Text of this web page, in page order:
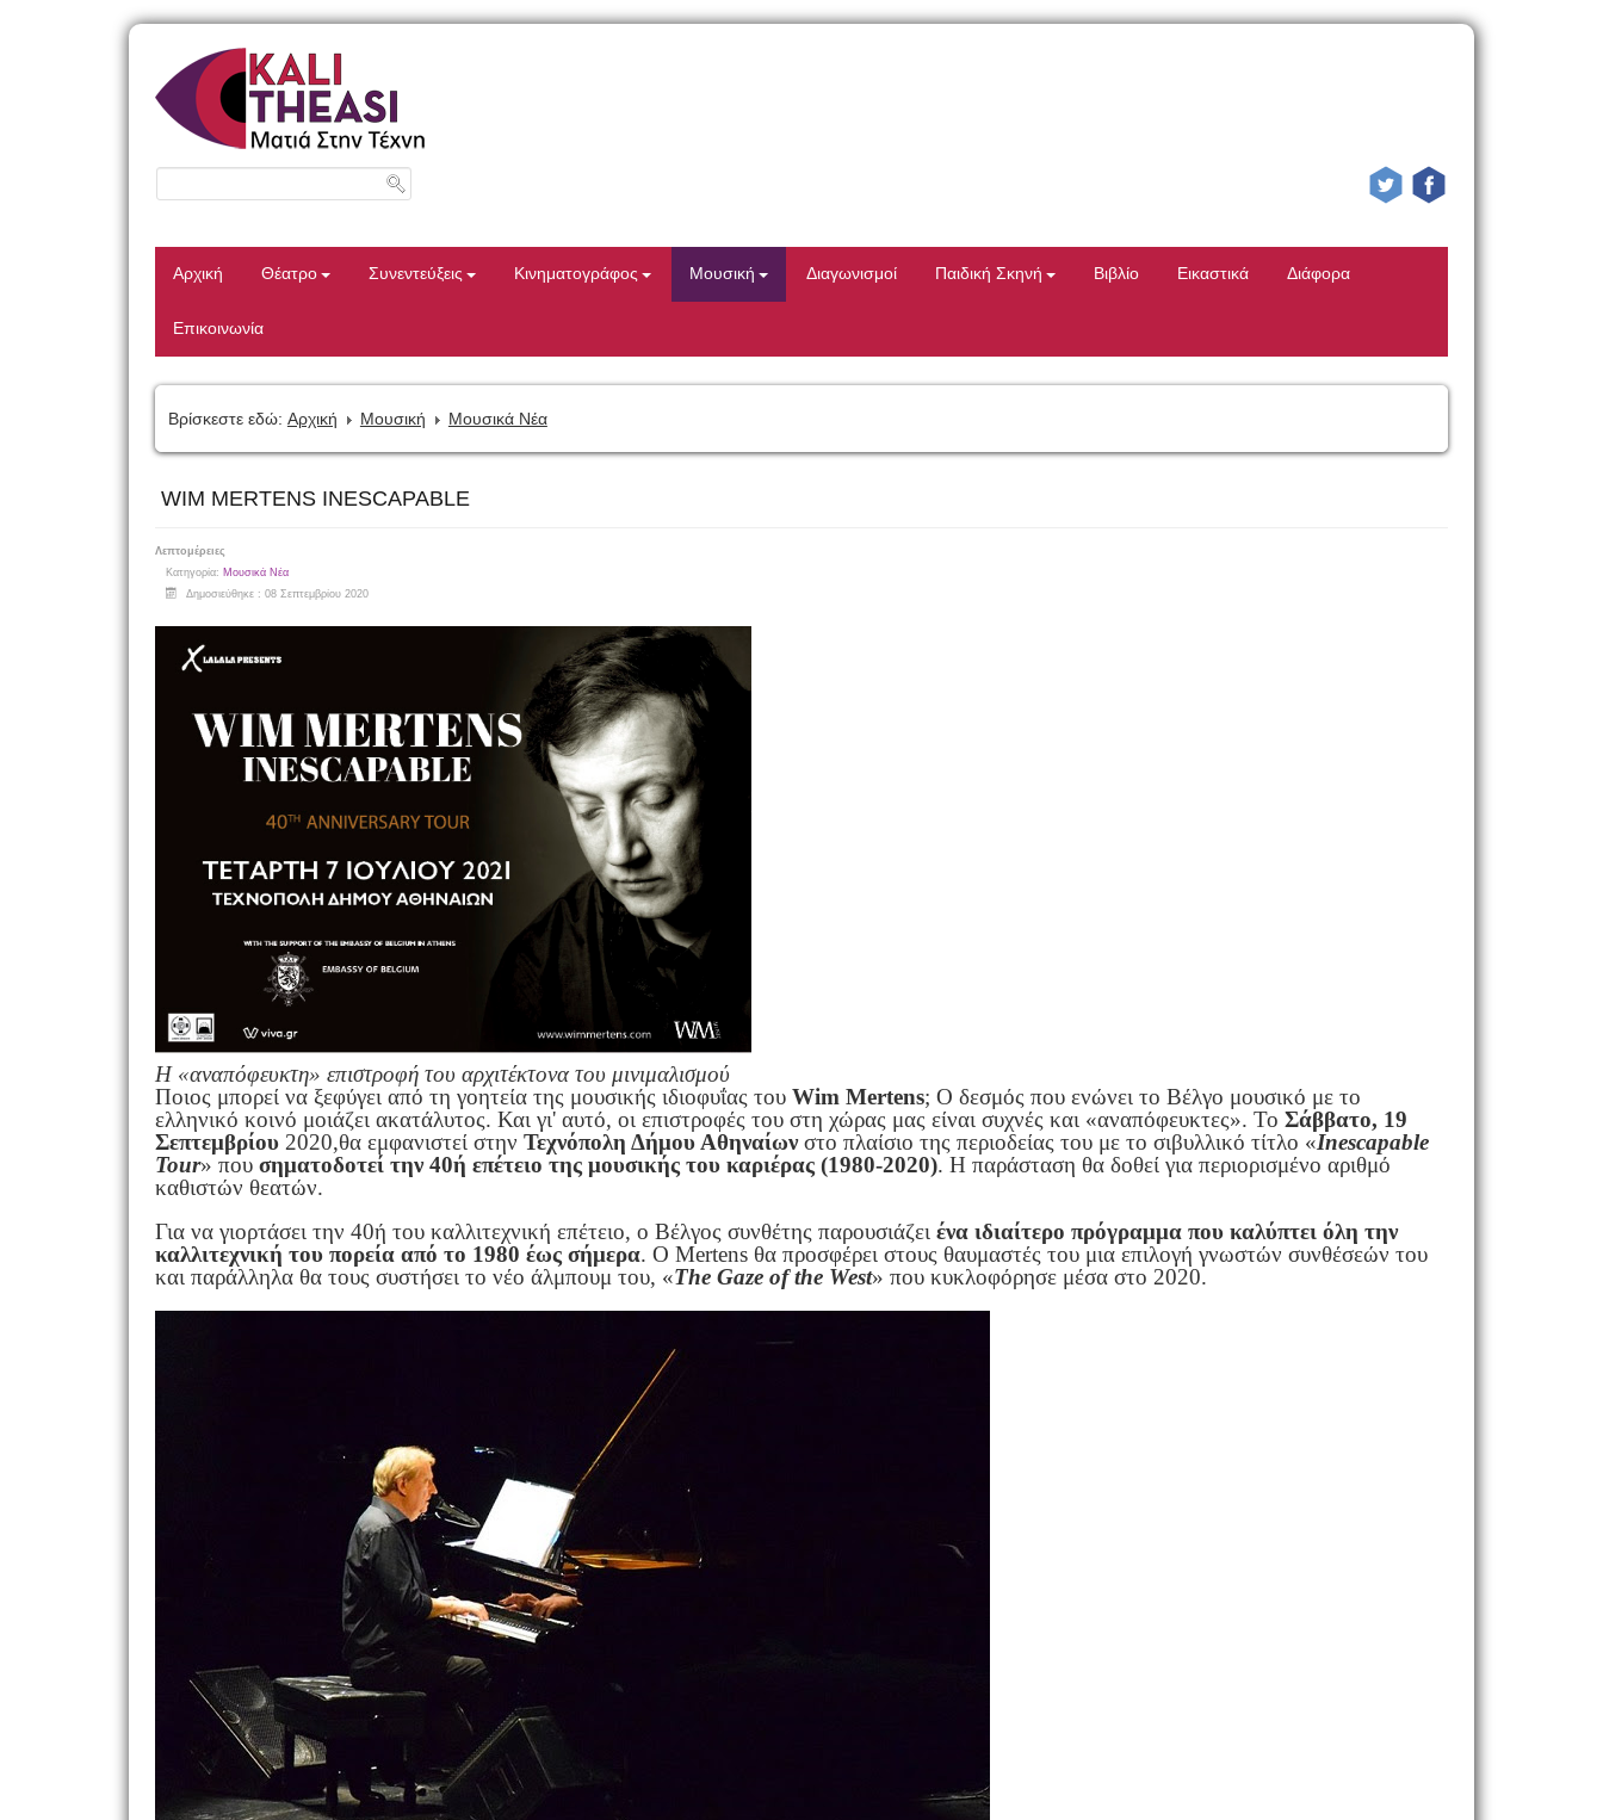
Αρχική Θέατρο Συνεντεύξεις Κινηματογράφος Μουσική Διαγωνισμοί Παιδική Σκηνή Βιβλίο Εικαστικά Διάφορα
Επικοινωνία
Βρίσκεστε εδώ: Αρχική Μουσική Μουσικά Νέα
WIM MERTENS INESCAPABLE
Λεπτομέρειες
Κατηγορία: Μουσικά Νέα
Δημοσιεύθηκε : 08 Σεπτεμβρίου 2020
Η «αναπόφευκτη» επιστροφή του αρχιτέκτονα του μινιμαλισμού
Ποιος μπορεί να ξεφύγει από τη γοητεία της μουσικής ιδιοφυΐας του Wim Mertens; Ο δεσμός που ενώνει το Βέλγο μουσικό με το
ελληνικό κοινό μοιάζει ακατάλυτος. Και γι' αυτό, οι επιστροφές του στη χώρας μας είναι συχνές και «αναπόφευκτες». Το Σάββατο, 19
Σεπτεμβρίου2020,θα εμφανιστεί στην Τεχνόπολη Δήμου Αθηναίωνστο πλαίσιο της περιοδείας του με το σιβυλλικό τίτλο «Inescapable
Tour» που σηματοδοτεί την 40ή επέτειο της μουσικής του καριέρας (1980-2020). Η παράσταση θα δοθεί για περιορισμένο αριθμό
καθιστών θεατών.
Για να γιορτάσει την 40ή του καλλιτεχνική επέτειο, ο Βέλγος συνθέτης παρουσιάζει ένα ιδιαίτερο πρόγραμμα που καλύπτει όλη την
καλλιτεχνική του πορεία από το 1980 έως σήμερα. Ο Mertens θα προσφέρει στους θαυμαστές του μια επιλογή γνωστών συνθέσεών του
και παράλληλα θα τους συστήσει το νέο άλμπουμ του, «The Gaze of the West» που κυκλοφόρησε μέσα στο 2020.